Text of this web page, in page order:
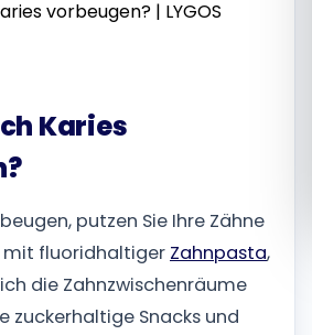
Karies
putzen Sie Ihre Zähne
fluoridhaltiger Zahnpasta,
die Zahnzwischenräume
zuckerhaltige Snacks und